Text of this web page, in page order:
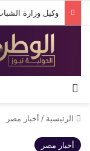
الرئيسية / أخبار مصر
أخبار مصر